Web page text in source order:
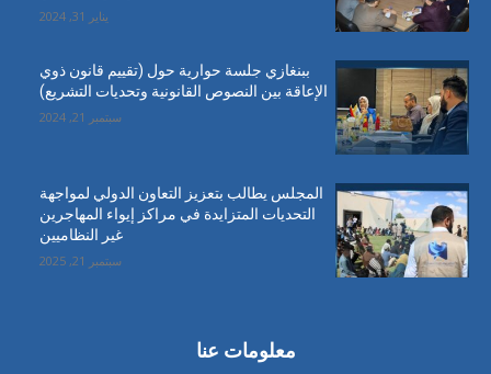
يناير 31, 2024
ببنغازي جلسة حوارية حول (تقييم قانون ذوي
الإعاقة بين النصوص القانونية وتحديات التشريع)
سبتمبر 21, 2024
المجلس يطالب بتعزيز التعاون الدولي لمواجهة
التحديات المتزايدة في مراكز إيواء المهاجرين
غير النظاميين
سبتمبر 21, 2025
معلومات عنا